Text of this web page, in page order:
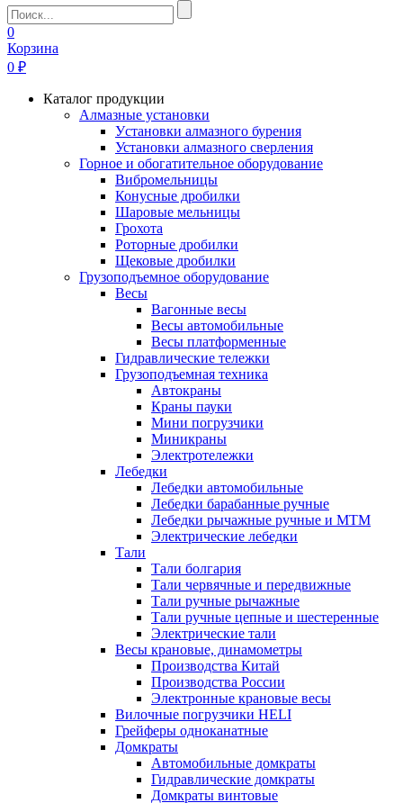
0
Корзина
0 ₽
Каталог продукции
Алмазные установки
Уcтановки алмазного бурения
Установки алмазного сверления
Горное и обогатительное оборудование
Вибромельницы
Конусные дробилки
Шаровые мельницы
Грохота
Роторные дробилки
Щековые дробилки
Грузоподъемное оборудование
Весы
Вагонные весы
Весы автомобильные
Весы платформенные
Гидравлические тележки
Грузоподъемная техника
Автокраны
Краны пауки
Мини погрузчики
Миникраны
Электротележки
Лебедки
Лебедки автомобильные
Лебедки барабанные ручные
Лебедки рычажные ручные и МТМ
Электрические лебедки
Тали
Тали болгария
Тали червячные и передвижные
Тали ручные рычажные
Тали ручные цепные и шестеренные
Электрические тали
Весы крановые, динамометры
Производства Китай
Производства России
Электронные крановые весы
Вилочные погрузчики HELI
Грейферы одноканатные
Домкраты
Автомобильные домкраты
Гидравлические домкраты
Домкраты винтовые